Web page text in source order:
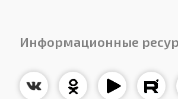
Информационные